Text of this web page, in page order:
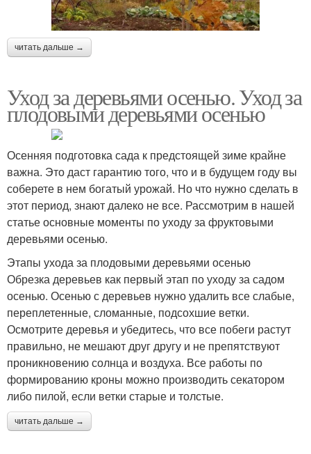
читать дальше →
Уход за деревьями осенью. Уход за
плодовыми деревьями осенью
Осенняя подготовка сада к предстоящей зиме крайне
важна. Это даст гарантию того, что и в будущем году вы
соберете в нем богатый урожай. Но что нужно сделать в
этот период, знают далеко не все. Рассмотрим в нашей
статье основные моменты по уходу за фруктовыми
деревьями осенью.
Этапы ухода за плодовыми деревьями осенью
Обрезка деревьев как первый этап по уходу за садом
осенью. Осенью с деревьев нужно удалить все слабые,
переплетенные, сломанные, подсохшие ветки.
Осмотрите деревья и убедитесь, что все побеги растут
правильно, не мешают друг другу и не препятствуют
проникновению солнца и воздуха. Все работы по
формированию кроны можно производить секатором
либо пилой, если ветки старые и толстые.
читать дальше →